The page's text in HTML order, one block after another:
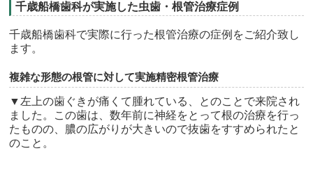
千歳船橋歯科が実施した虫歯・根管治療症例
千歳船橋歯科で実際に行った根管治療の症例をご紹介致し
ます。
複雑な形態の根管に対して実施精密根管治療
▼左上の歯ぐきが痛くて腫れている、とのことで来院され
ました。この歯は、数年前に神経をとって根の治療を行っ
たものの、膿の広がりが大きいので抜歯をすすめられたと
のこと。